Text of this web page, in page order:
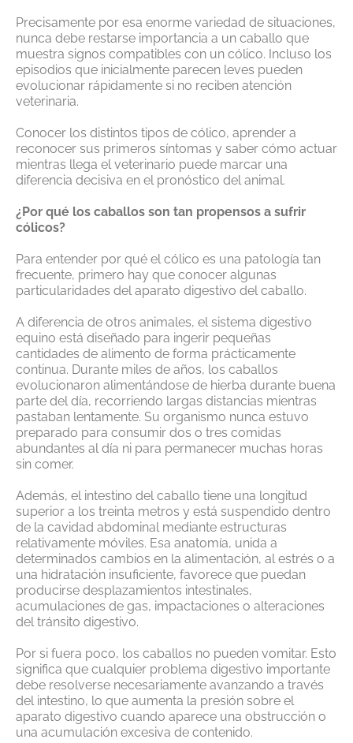
Precisamente por esa enorme variedad de situaciones,
nunca debe restarse importancia a un caballo que
muestra signos compatibles con un cólico. Incluso los
episodios que inicialmente parecen leves pueden
evolucionar rápidamente si no reciben atención
veterinaria.
Conocer los distintos tipos de cólico, aprender a
reconocer sus primeros síntomas y saber cómo actuar
mientras llega el veterinario puede marcar una
diferencia decisiva en el pronóstico del animal.
¿Por qué los caballos son tan propensos a sufrir
cólicos?
Para entender por qué el cólico es una patología tan
frecuente, primero hay que conocer algunas
particularidades del aparato digestivo del caballo.
A diferencia de otros animales, el sistema digestivo
equino está diseñado para ingerir pequeñas
cantidades de alimento de forma prácticamente
continua. Durante miles de años, los caballos
evolucionaron alimentándose de hierba durante buena
parte del día, recorriendo largas distancias mientras
pastaban lentamente. Su organismo nunca estuvo
preparado para consumir dos o tres comidas
abundantes al día ni para permanecer muchas horas
sin comer.
Además, el intestino del caballo tiene una longitud
superior a los treinta metros y está suspendido dentro
de la cavidad abdominal mediante estructuras
relativamente móviles. Esa anatomía, unida a
determinados cambios en la alimentación, al estrés o a
una hidratación insuficiente, favorece que puedan
producirse desplazamientos intestinales,
acumulaciones de gas, impactaciones o alteraciones
del tránsito digestivo.
Por si fuera poco, los caballos no pueden vomitar. Esto
significa que cualquier problema digestivo importante
debe resolverse necesariamente avanzando a través
del intestino, lo que aumenta la presión sobre el
aparato digestivo cuando aparece una obstrucción o
una acumulación excesiva de contenido.